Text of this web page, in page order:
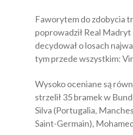
Faworytem do zdobycia
poprowadził Real
decydował o losach
tym przede wszystkim:
Wysoko oceniane są
strzelił 35 bramek w
Silva (Portugalia,
Saint-Germain),